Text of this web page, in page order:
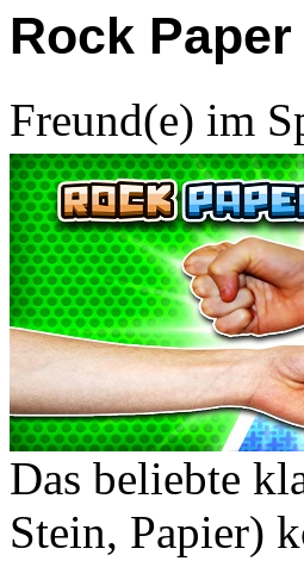
Rock
Freund(e) im
Das beliebte
Stein, Papier)